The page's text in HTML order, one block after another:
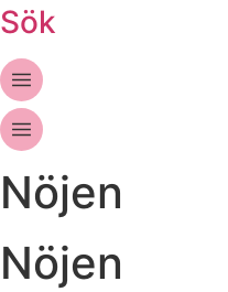
Sök
Nöjen
Nöjen